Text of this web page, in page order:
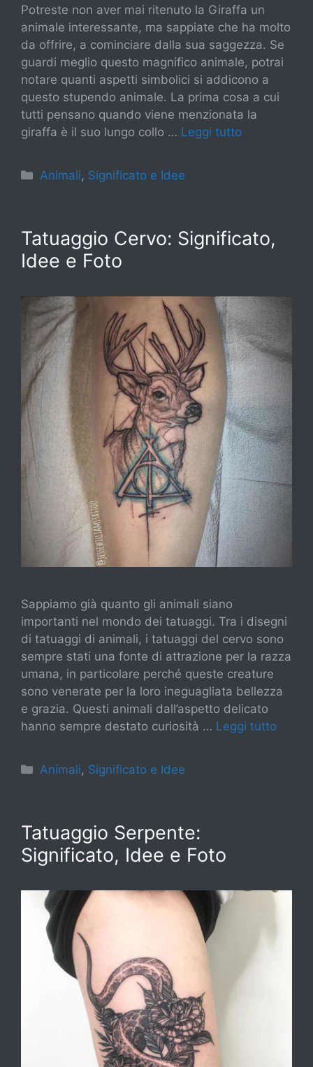
Potreste non aver mai ritenuto la Giraffa un
animale interessante, ma sappiate che ha molto
da offrire, a cominciare dalla sua saggezza. Se
guardi meglio questo magnifico animale, potrai
notare quanti aspetti simbolici si addicono a
questo stupendo animale. La prima cosa a cui
tutti pensano quando viene menzionata la
giraffa è il suo lungo collo … Leggi tutto
Categorie
Animali, Significato e Idee
Tatuaggio Cervo: Significato,
Idee e Foto
Sappiamo già quanto gli animali siano
importanti nel mondo dei tatuaggi. Tra i disegni
di tatuaggi di animali, i tatuaggi del cervo sono
sempre stati una fonte di attrazione per la razza
umana, in particolare perché queste creature
sono venerate per la loro ineguagliata bellezza
e grazia. Questi animali dall’aspetto delicato
hanno sempre destato curiosità … Leggi tutto
Categorie
Animali, Significato e Idee
Tatuaggio Serpente:
Significato, Idee e Foto